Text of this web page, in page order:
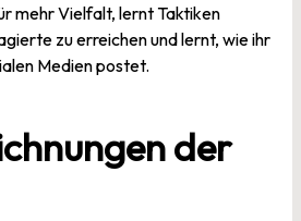
mehr Vielfalt, lernt Taktiken
zu erreichen und lernt, wie ihr
Medien postet.
der